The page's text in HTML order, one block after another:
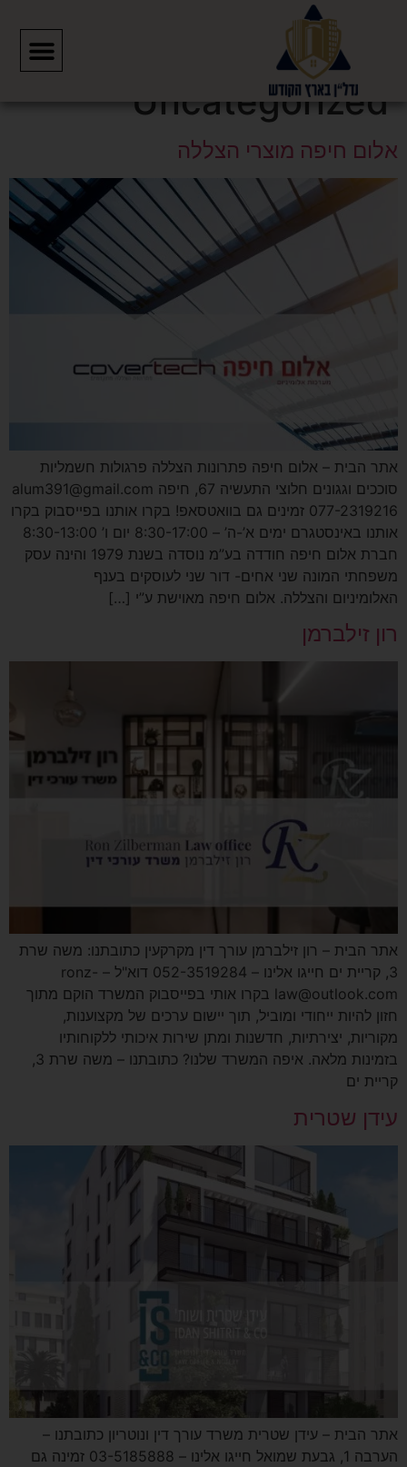
קטגוריה:
Uncategorized
אלום חיפה מוצרי הצללה
אתר הבית – אלום חיפה פתרונות הצללה פרגולות חשמליות
סוככים וגגונים חלוצי התעשיה 67, חיפה alum391@gmail.com
077-2319216 זמינים גם בוואטסאפ! בקרו אותנו בפייסבוק בקרו
אותנו באינסטגרם ימים א’-ה’ – 8:30-17:00 יום ו’ 8:30-13:00
חברת אלום חיפה חודדה בע”מ נוסדה בשנת 1979 והינה עסק
משפחתי המונה שני אחים- דור שני לעוסקים בענף
האלומיניום והצללה. אלום חיפה מאוישת ע”י […]
רון זילברמן
אתר הבית – רון זילברמן עורך דין מקרקעין כתובתנו: משה שרת
3, קריית ים חייגו אלינו – 052-3519284 דוא"ל – ronz-
law@outlook.com בקרו אותי בפייסבוק המשרד הוקם מתוך
חזון להיות ייחודי ומוביל, תוך יישום ערכים של מקצוענות,
מקוריות, יצירתיות, חדשנות ומתן שירות איכותי ללקוחותיו
בזמינות מלאה. איפה המשרד שלנו? כתובתנו – משה שרת 3,
קריית ים
עידן שטרית
אתר הבית – עידן שטרית משרד עורך דין ונוטריון כתובתנו –
הערבה 1, גבעת שמואל חייגו אלינו – 03-5185888 זמינה גם